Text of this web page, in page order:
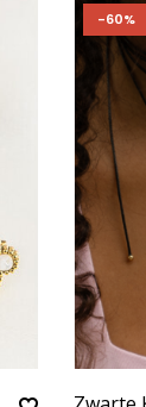
-60%